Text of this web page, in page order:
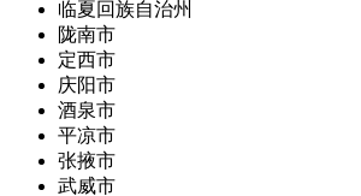
临夏回族自治州
陇南市
定西市
庆阳市
酒泉市
平凉市
张掖市
武威市